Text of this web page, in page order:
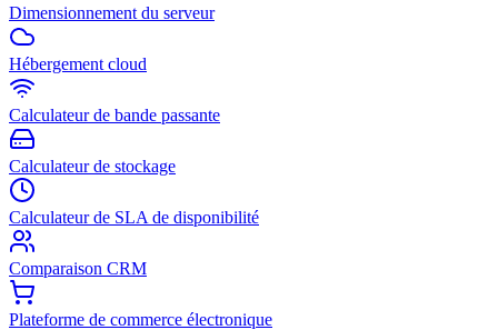
Dimensionnement du serveur
Hébergement cloud
Calculateur de bande passante
Calculateur de stockage
Calculateur de SLA de disponibilité
Comparaison CRM
Plateforme de commerce électronique